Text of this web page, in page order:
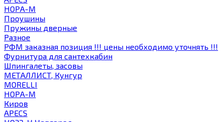
НОРА-М
Проушины
Пружины дверные
Разное
РФМ заказная позиция !!! цены необходимо уточнять !!!
Фурнитура для сантехкабин
Шпингалеты, засовы
МЕТАЛЛИСТ, Кунгур
MORELLI
НОРА-М
Киров
APECS